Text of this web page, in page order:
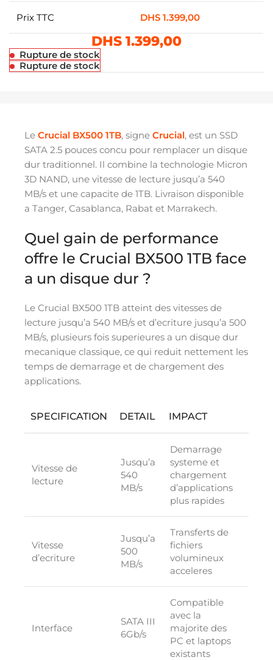
Prix TTC DHS 1.399,00
DHS1.399,00
Rupture de stock
Rupture de stock
Le Crucial BX500 1TB, signe Crucial, est un SSD
SATA 2.5 pouces concu pour remplacer un disque
dur traditionnel. Il combine la technologie Micron
3D NAND, une vitesse de lecture jusqu’a 540
MB/s et une capacite de 1TB. Livraison disponible
a Tanger, Casablanca, Rabat et Marrakech.
Quel gain de performance
offre le Crucial BX500 1TB face
a un disque dur ?
Le Crucial BX500 1TB atteint des vitesses de
lecture jusqu’a 540 MB/s et d’ecriture jusqu’a 500
MB/s, plusieurs fois superieures a un disque dur
mecanique classique, ce qui reduit nettement les
temps de demarrage et de chargement des
applications.
SPECIFICATION DETAIL IMPACT
Vitesse de
lecture
Jusqu’a
540
MB/s
Demarrage
systeme et
chargement
d’applications
plus rapides
Vitesse
d’ecriture
Jusqu’a
500
MB/s
Transferts de
fichiers
volumineux
acceleres
Interface
SATA III
6Gb/s
Compatible
avec la
majorite des
PC et laptops
existants